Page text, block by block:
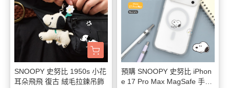
SNOOPY 史努比 1950s 小花
耳朵飛飛 復古 絨毛拉鍊吊飾
預購 SNOOPY 史努比 iPhon
e 17 Pro Max MagSafe 手機